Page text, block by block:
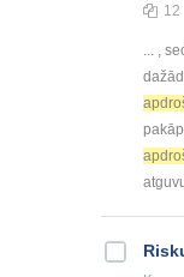
12
... ,